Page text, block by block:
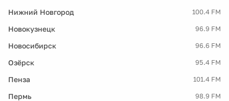
Нижний Новгород 100.4 FM
Новокузнецк 96.9 FM
Новосибирск 96.6 FM
Озёрск 95.4 FM
Пенза 101.4 FM
Пермь 98.9 FM